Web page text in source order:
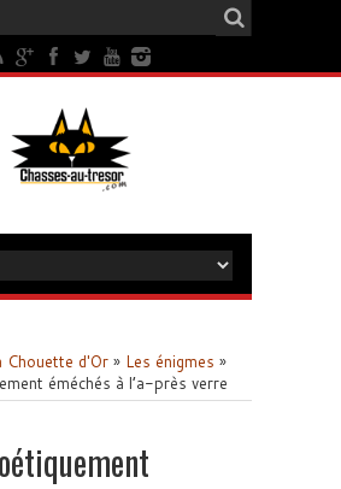
Chouette d'Or » Les énigmes »
éméchés à l’a-près verre